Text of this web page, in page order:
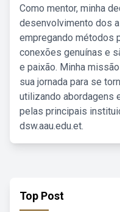
Como mentor, minha
desenvolvimento dos
empregando métodos
conexões genuínas e
e paixão. Minha
sua jornada para se
utilizando abordagens
pelas principais
dsw.aau.edu.et.
Top Post